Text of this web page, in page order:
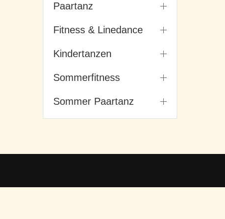
Paartanz
Fitness & Linedance
Kindertanzen
Sommerfitness
Sommer Paartanz